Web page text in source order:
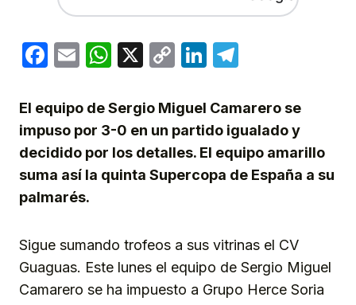
Facebook
EmailWhatsApp
X
CopyLinkedIn
El equipo de Sergio Miguel Camarero se
impuso por 3-0 en un partido igualado y
decidido por los detalles. El equipo amarillo
suma así la quinta Supercopa de España a su
palmarés.
Sigue sumando trofeos a sus vitrinas el CV
Guaguas. Este lunes el equipo de Sergio Miguel
Camarero se ha impuesto a Grupo Herce Soria